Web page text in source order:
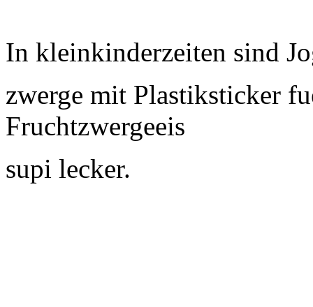
In kleinkinderzeiten sind
zwerge mit Plastiksticker
Fruchtzwergeeis
supi lecker.